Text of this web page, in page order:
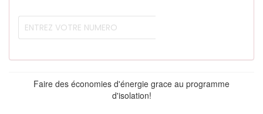
Faire des économies d'énergie grace au programme
d'isolation!